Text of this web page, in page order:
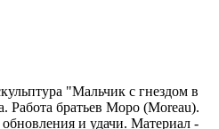
"Мальчик с гнездом в
братьев Моро (Moreau).
и удачи. Материал -